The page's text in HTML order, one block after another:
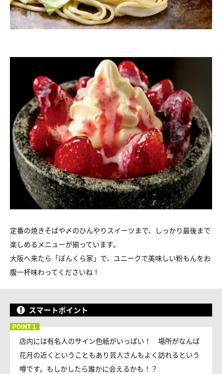
定番の焼きそばや〆のひんやりスイーツまで、しっかり最後まで
楽しめるメニューが揃っています。
大阪へ来たら「ぼんくら家」で、ユニークで美味しい粉もんをお
腹一杯味わってくださいね！
スマートポイント
店内には有名人のサイン色紙がいっぱい！ 場所がなんば
花月の近くということもあり芸人さんもよく訪れるという
噂です。もしかしたら誰かに会えるかも！？